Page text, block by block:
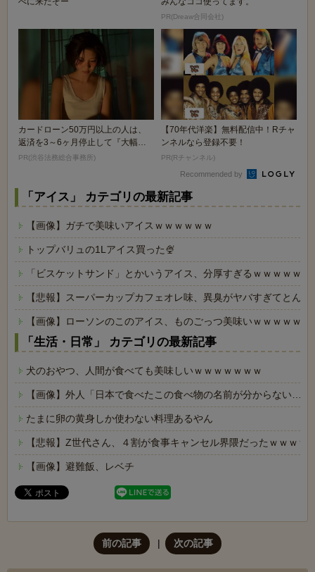
PR(Dreaw合同会社)
カードローン50万円以上の人は、
返済を3～6ヶ月停止して『大幅に
減額してから返済...
PR(渋谷法務総合事務所)
【70年代洋楽】無料配信中！Rチャ
ンネルなら登録不要！
PR(Rチャンネル)
Recommended by
「アイス」 カテゴリの最新記事
【画像】ガチで美味いアイスｗｗｗｗｗｗ
トップバリュの1Lアイス買った🍨
「ビスケットサンド」とかいうアイス、分厚すぎるｗｗｗｗｗ
【悲報】スーパーカップカフェオレ味、異臭がヤバすぎてとん
【画像】ローソンのこのアイス、ものごっつ美味いｗｗｗｗｗｗ
「生活・日常」 カテゴリの最新記事
犬のおやつ、人間が食べても美味しいｗｗｗｗｗｗｗ
【画像】外人「日本で食べたこの食べ物の名前が分からない…
たまに卵の黄身しか使わない料理あるやん
【悲報】Z世代さん、４割が食事キャンセル界隈だったｗｗｗｗ
【画像】避難飯、レベチ
前の記事 次の記事